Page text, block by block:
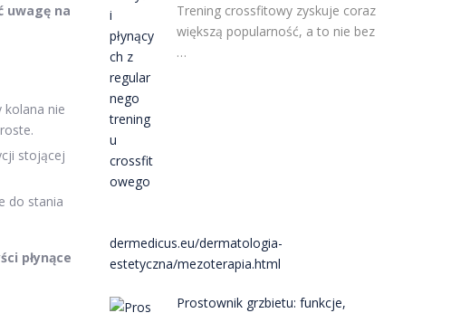
uwagę na
kolana nie
stojącej
do stania
płynące
Trening crossfitowy zyskuje coraz
większą popularność, a to nie bez
…
dermedicus.eu/dermatologia-
estetyczna/mezoterapia.html
Prostownik grzbietu: funkcje,